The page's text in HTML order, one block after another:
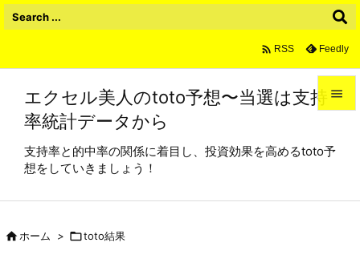
エクセル美人のtoto予想〜当選は支持
率統計データから
支持率と的中率の関係に着目し、投資効果を高めるtoto予
想をしていきましょう！

メニュ
 RSS Feedly
ホーム > toto結果